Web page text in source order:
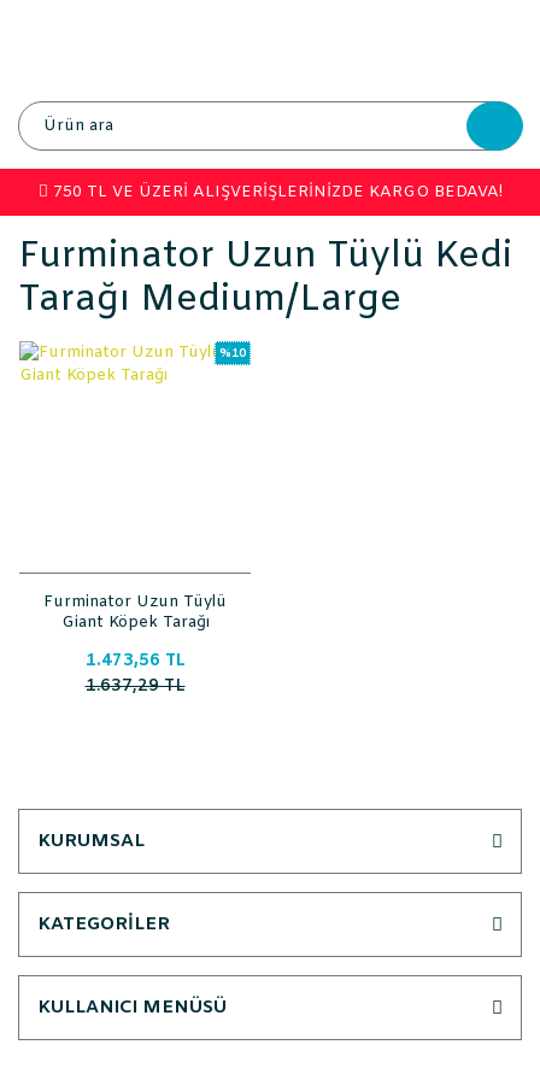
750 TL VE ÜZERİ ALIŞVERİŞLERİNİZDE KARGO BEDAVA!
Furminator Uzun Tüylü Kedi
Tarağı Medium/large
%10
Furminator Uzun Tüylü
Giant Köpek Tarağı
1.473,56 TL
1.637,29 TL
KURUMSAL
KATEGORİLER
KULLANICI MENÜSÜ